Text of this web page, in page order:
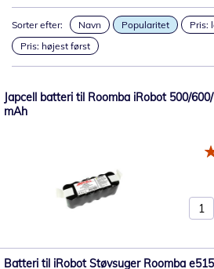
Sorter efter: Navn Popularitet
Pris:
Pris: højest først
Japcell batteri til Roomba iRobot 500/
mAh
Batteri til iRobot Støvsuger Roomba